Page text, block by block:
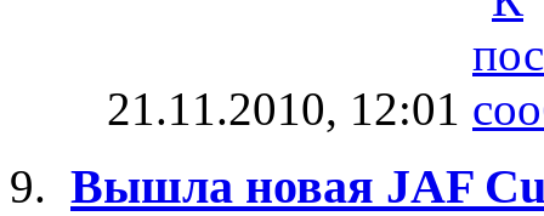
21.11.2010, 12:01
Вышла новая JAF